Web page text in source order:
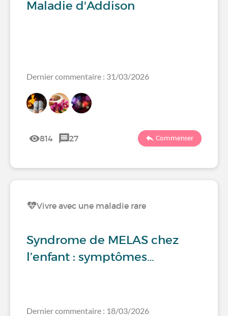
Maladie d'Addison
Dernier commentaire : 31/03/2026
814 27 Commenter
Vivre avec une maladie rare
Syndrome de MELAS chez
l’enfant : symptômes…
Dernier commentaire : 18/03/2026